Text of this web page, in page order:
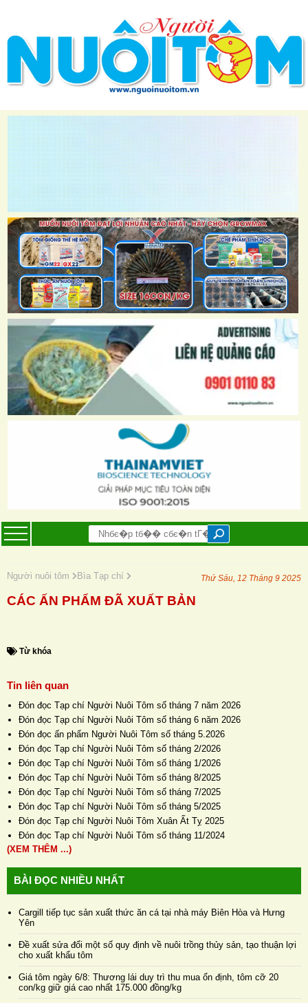
Người nuôi tôm Bìa Tạp chí Thứ Sáu, 12 Tháng 9 2025
CÁC ẤN PHẨM ĐÃ XUẤT BẢN
Từ khóa
Tin liên quan
Đón đọc Tạp chí Người Nuôi Tôm số tháng 7 năm 2026
Đón đọc Tạp chí Người Nuôi Tôm số tháng 6 năm 2026
Đón đọc ấn phẩm Người Nuôi Tôm số tháng 5.2026
Đón đọc Tạp chí Người Nuôi Tôm số tháng 2/2026
Đón đọc Tạp chí Người Nuôi Tôm số tháng 1/2026
Đón đọc Tạp chí Người Nuôi Tôm số tháng 8/2025
Đón đọc Tạp chí Người Nuôi Tôm số tháng 7/2025
Đón đọc Tạp chí Người Nuôi Tôm số tháng 5/2025
Đón đọc Tạp chí Người Nuôi Tôm Xuân Ất Tỵ 2025
Đón đọc Tạp chí Người Nuôi Tôm số tháng 11/2024
(XEM THÊM ...)
BÀI ĐỌC NHIỀU NHẤT
Cargill tiếp tục sản xuất thức ăn cá tại nhà máy Biên Hòa và Hưng
Yên
Đề xuất sửa đổi một số quy định về nuôi trồng thủy sản, tạo thuận lợi
cho xuất khẩu tôm
Giá tôm ngày 6/8: Thương lái duy trì thu mua ổn định, tôm cỡ 20
con/kg giữ giá cao nhất 175.000 đồng/kg